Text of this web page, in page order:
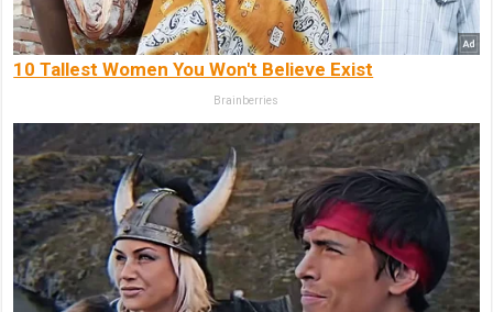
10 Tallest Women You Won't Believe Exist
Brainberries